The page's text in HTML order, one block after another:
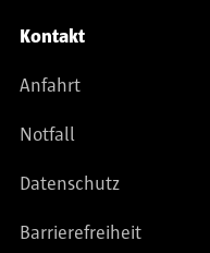
Kontakt
Anfahrt
Notfall
Datenschutz
Barrierefreiheit